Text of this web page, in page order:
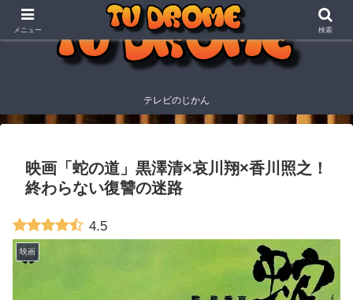
テレビのじかん
映画「蛇の道」黒澤清×哀川翔×香川照之！
終わらない復讐の迷路
4.5
映画
メニュー 検索